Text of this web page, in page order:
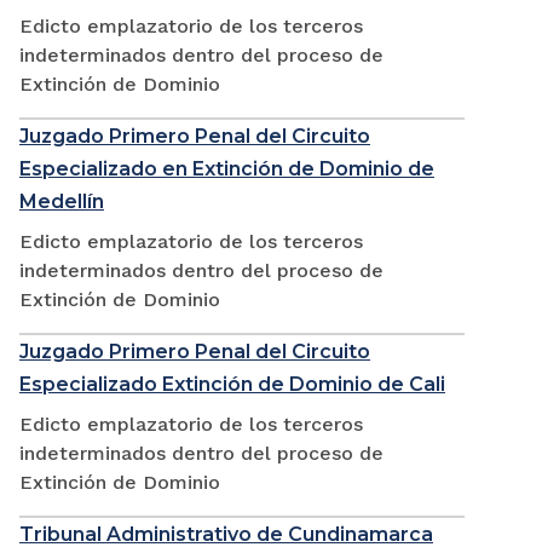
Edicto emplazatorio de los terceros
indeterminados dentro del proceso de
Extinción de Dominio
Juzgado Primero Penal del Circuito
Especializado en Extinción de Dominio de
Medellín
Edicto emplazatorio de los terceros
indeterminados dentro del proceso de
Extinción de Dominio
Juzgado Primero Penal del Circuito
Especializado Extinción de Dominio de Cali
Edicto emplazatorio de los terceros
indeterminados dentro del proceso de
Extinción de Dominio
Tribunal Administrativo de Cundinamarca